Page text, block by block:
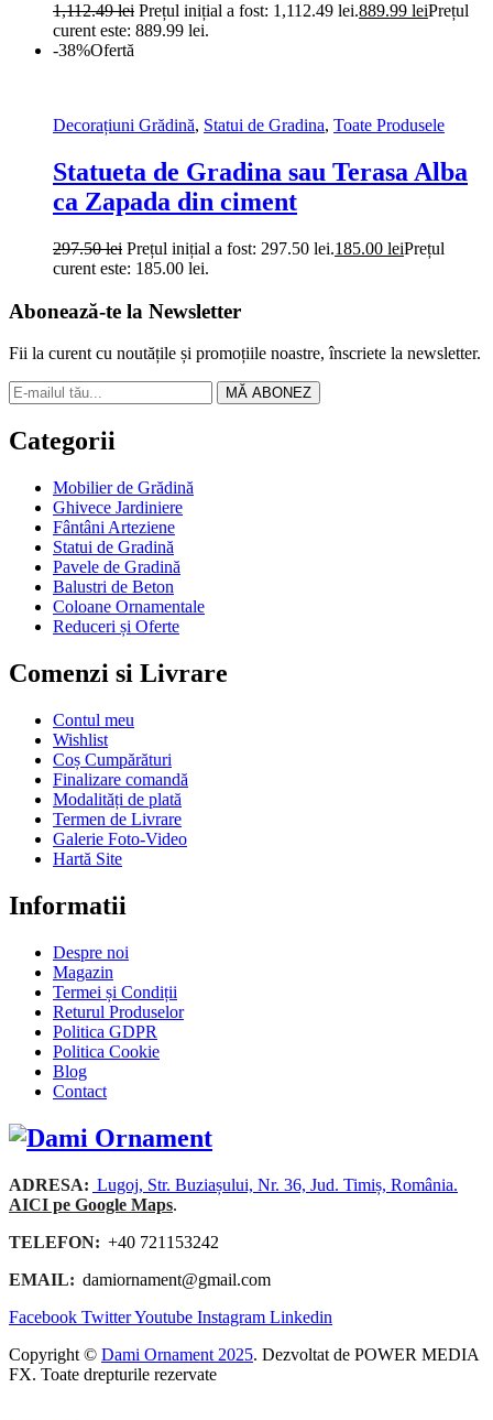
1,112.49lei Prețul inițial a fost: 1,112.49 lei.889.99 leiPrețul
curent este: 889.99 lei.
-38%Ofertă
Decorațiuni Grădină, Statui de Gradina, Toate Produsele
Statueta de Gradina sau Terasa Alba
ca Zapada din ciment
297.50lei Prețul inițial a fost: 297.50 lei.185.00 leiPrețul
curent este: 185.00 lei.
Abonează-te la Newsletter
Fii la curent cu noutățile și promoțiile noastre, înscriete la newsletter.
MĂ ABONEZ
Categorii
Mobilier de Grădină
Ghivece Jardiniere
Fântâni Arteziene
Statui de Gradină
Pavele de Gradină
Balustri de Beton
Coloane Ornamentale
Reduceri și Oferte
Comenzi si Livrare
Contul meu
Wishlist
Coș Cumpărături
Finalizare comandă
Modalități de plată
Termen de Livrare
Galerie Foto-Video
Hartă Site
Informatii
Despre noi
Magazin
Termei și Condiții
Returul Produselor
Politica GDPR
Politica Cookie
Blog
Contact
ADRESA: Lugoj, Str. Buziașului, Nr. 36, Jud. Timiș, România.
AICI pe Google Maps.
TELEFON: +40 721153242
EMAIL: damiornament@gmail.com
Facebook TwitterYoutube Instagram Linkedin
Copyright © Dami Ornament 2025. Dezvoltat de POWER MEDIA
FX. Toate drepturile rezervate